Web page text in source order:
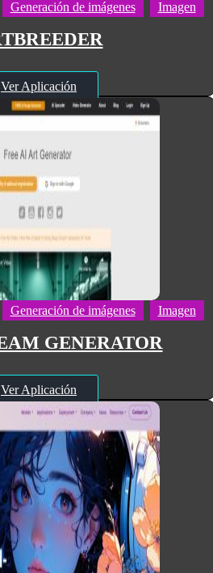
Generación de imágenes Imagen
Ver Aplicación
Generación de imágenes Imagen
GENERATOR
Ver Aplicación